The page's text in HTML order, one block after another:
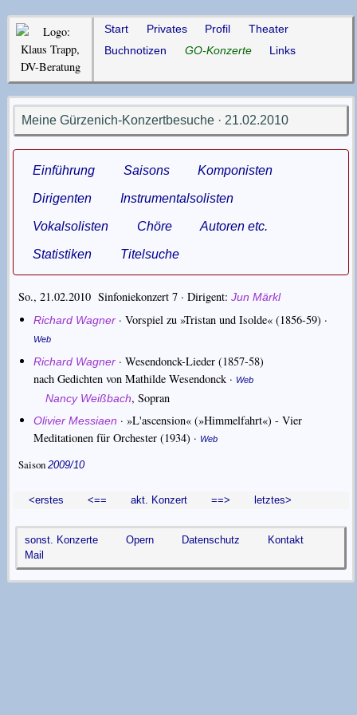
Start Privates Profil
Theater
Buchnotizen
GO-Konzerte Links
Meine Gürzenich-Konzertbesuche · 21.02.2010
Einführung Saisons Komponisten
Dirigenten Instrumentalsolisten
Vokalsolisten Chöre Autoren etc.
Statistiken Titelsuche
So., 21.02.2010 Sinfoniekonzert 7 ·Dirigent Jun Märkl
Richard Wagner ·Vorspiel zu »Tristan und Isolde« (1856-59) ·
Web
Richard Wagner ·Wesendonck-Lieder (1857-58)
nach Gedichten von Mathilde Wesendonck · Web
Nancy Weißbach, Sopran
Olivier Messiaen ·»L'ascension« (»Himmelfahrt«) - Vier
Meditationen für Orchester (1934) · Web
Saison 2009/10
<erstes <== akt. Konzert ==> letztes>
sonst. Konzerte Opern Datenschutz
Kontakt
Mail